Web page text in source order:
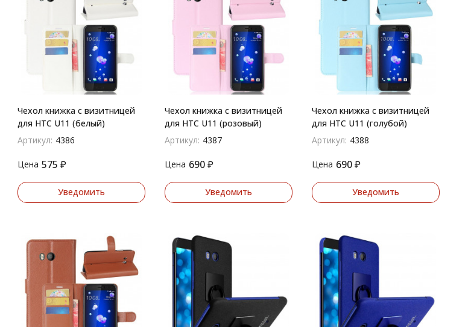
Чехол книжка с визитницей
для HTC U11 (белый)
Артикул: 4386
Цена 575 ₽
Уведомить
Чехол книжка с визитницей
для HTC U11 (розовый)
Артикул: 4387
Цена 690 ₽
Уведомить
Чехол книжка с визитницей
для HTC U11 (голубой)
Артикул: 4388
Цена 690 ₽
Уведомить